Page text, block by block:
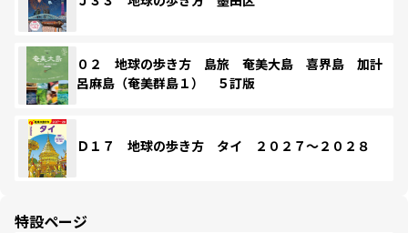
０２ 地球の歩き方 島旅 奄美大島 喜界島 加計
呂麻島（奄美群島１） ５訂版
Ｄ１７ 地球の歩き方 タイ ２０２７～２０２８
特設ページ